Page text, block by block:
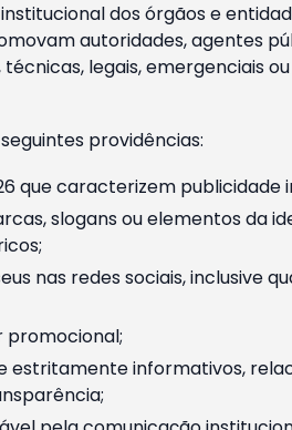
dos órgãos e
autoridades, agentes
legais, emergenciais
providências:
que caracterizem publicidade
slogans ou elementos da
nas redes sociais, inclusive
promocional;
informativos,